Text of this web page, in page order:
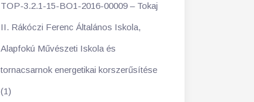
TOP-3.2.1-15-BO1-2016-00009 – Tokaj
II. Rákóczi Ferenc Általános Iskola,
Alapfokú Művészeti Iskola és
tornacsarnok energetikai korszerűsítése
(1)